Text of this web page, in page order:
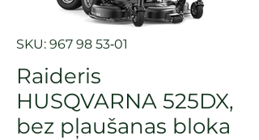
SKU: 967 98 53‑01
Raideris
HUSQVARNA 525DX,
bez pļaušanas bloka